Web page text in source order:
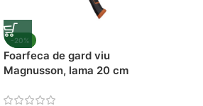
-20%
Foarfeca de gard viu
Magnusson, lama 20 cm